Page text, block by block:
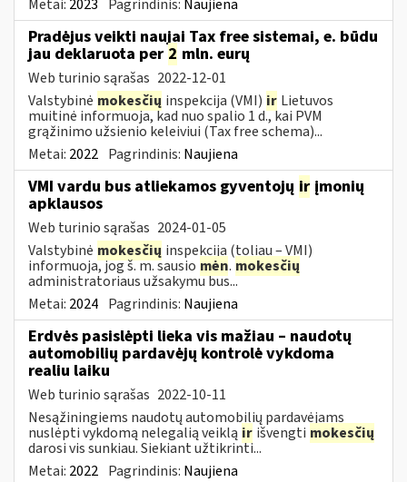
Metai: 2023 Pagrindinis: Naujiena
Pradėjus veikti naujai Tax free sistemai, e. būdu
jau deklaruota per 2 mln. eurų
Web turinio sąrašas 2022-12-01
Valstybinė mokesčių inspekcija (VMI) ir Lietuvos
muitinė informuoja, kad nuo spalio 1 d., kai PVM
grąžinimo užsienio keleiviui (Tax free schema)...
Metai: 2022 Pagrindinis: Naujiena
VMI vardu bus atliekamos gyventojų ir įmonių
apklausos
Web turinio sąrašas 2024-01-05
Valstybinė mokesčių inspekcija (toliau – VMI)
informuoja, jog š. m. sausio mėn. mokesčių
administratoriaus užsakymu bus...
Metai: 2024 Pagrindinis: Naujiena
Erdvės pasislėpti lieka vis mažiau – naudotų
automobilių pardavėjų kontrolė vykdoma
realiu laiku
Web turinio sąrašas 2022-10-11
Nesąžiningiems naudotų automobilių pardavėjams
nuslėpti vykdomą nelegalią veiklą ir išvengti mokesčių
darosi vis sunkiau. Siekiant užtikrinti...
Metai: 2022 Pagrindinis: Naujiena